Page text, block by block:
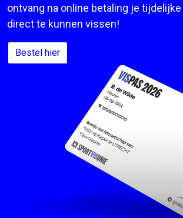
ontvang na online betaling je
direct te kunnen vissen!
Bestel hier